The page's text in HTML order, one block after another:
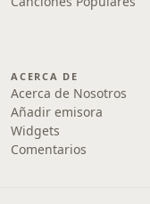
ACERCA DE
Acerca de Nosotros
Añadir emisora
Widgets
Comentarios